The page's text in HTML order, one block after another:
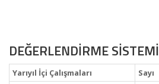
DEĞERLENDİRME SİSTEMİ
Yarıyıl İçi Çalışmaları Sayı